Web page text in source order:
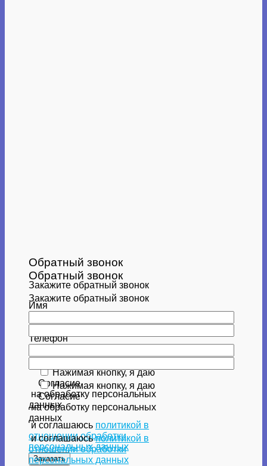
Обратный звонок
Закажите обратный звонок
Имя
Телефон
Нажимая кнопку, я даю
Согласие
на обработку персональных
данных
и соглашаюсь политикой в
отношении обработки
персональных данных
Обратный звонок
Закажите обратный звонок
Нажимая кнопку, я даю
Согласие
на обработку персональных
данных
и соглашаюсьполитикой в
отношении обработки
персональных данных